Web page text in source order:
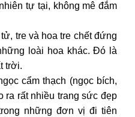
tự tại, không mê đắm
tre và hoa tre chết đứng
loài hoa khác. Đó là
trời.
cẩm thạch (ngọc bích,
ra rất nhiều trang sức đẹp
những đơn vị đi tiên